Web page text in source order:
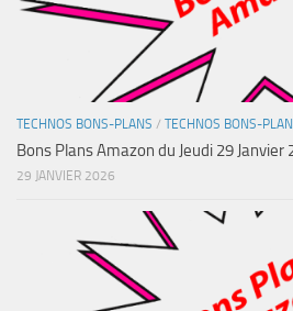
TECHNOS BONS-PLANS / TECHNOS BONS-
Bons Plans Amazon du Jeudi 29 Janvier
29 JANVIER 2026